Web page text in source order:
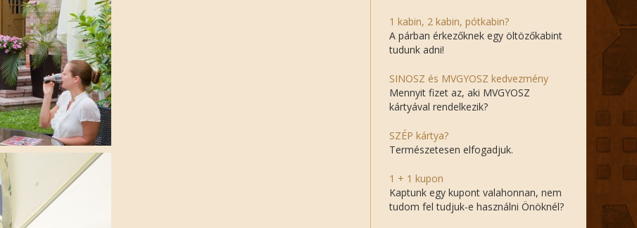
1 kabin, 2 kabin, pótkabin?
A párban érkezőknek egy öltözőkabint
tudunk adni!
SINOSZ és MVGYOSZ kedvezmény
Mennyit fizet az, aki MVGYOSZ
kártyával rendelkezik?
SZÉP kártya?
Természetesen elfogadjuk.
1 + 1 kupon
Kaptunk egy kupont valahonnan, nem
tudom fel tudjuk-e használni Önöknél?